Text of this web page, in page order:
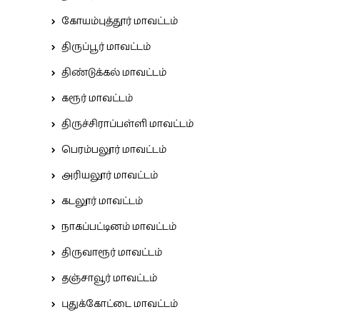
கோயம்புத்தூர் மாவட்டம்
திருப்பூர் மாவட்டம்
திண்டுக்கல் மாவட்டம்
கரூர் மாவட்டம்
திருச்சிராப்பள்ளி மாவட்டம்
பெரம்பலூர் மாவட்டம்
அரியலூர் மாவட்டம்
கடலூர் மாவட்டம்
நாகப்பட்டினம் மாவட்டம்
திருவாரூர் மாவட்டம்
தஞ்சாவூர் மாவட்டம்
புதுக்கோட்டை மாவட்டம்